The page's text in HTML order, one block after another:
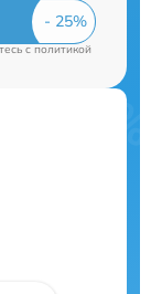
c политикой